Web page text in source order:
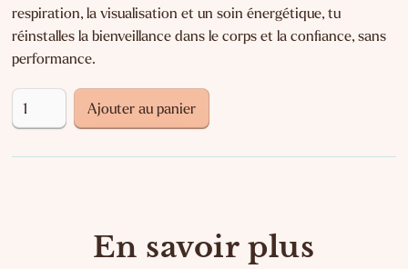
respiration, la visualisation et un soin énergétique, tu
réinstalles la bienveillance dans le corps et la confiance, sans
performance.
En savoir plus